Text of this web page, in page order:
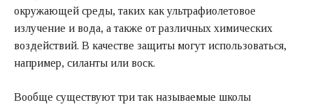
окружающей среды, таких как ультрафиолетовое
излучение и вода, а также от различных химических
воздействий. В качестве защиты могут использоваться,
например, силанты или воск.
Вообще существуют три так называемые школы